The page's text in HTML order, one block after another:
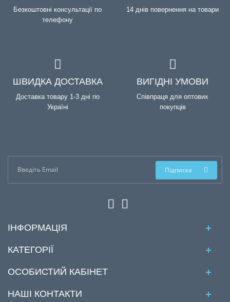
Безкоштовні консультації по
телефону
14 днів повернення на товари
ШВИДКА ДОСТАВКА
Доставка товару 1-3 дні по
Україні
ВИГІДНІ УМОВИ
Співпраця для оптових
покупців
Підписка
ІНФОРМАЦІЯ
КАТЕГОРІЇ
ОСОБИСТИЙ КАБІНЕТ
НАШІ КОНТАКТИ